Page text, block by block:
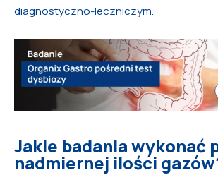
diagnostyczno-leczniczym.
Jakie badania wykonać
nadmiernej ilości